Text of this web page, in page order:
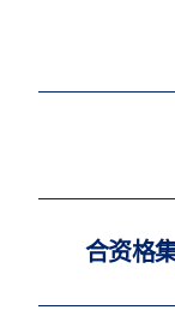
合资格